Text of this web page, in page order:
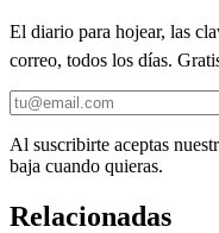
El diario para hojear, las
correo, todos los días.
Al suscribirte aceptas
baja cuando quieras.
Relacionadas